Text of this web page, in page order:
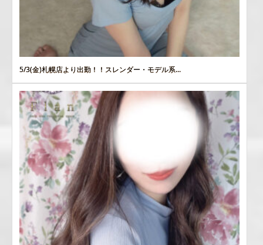
5/3(金)札幌店より出勤！！スレンダー・モデル系...